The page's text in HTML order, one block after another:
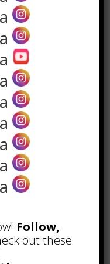
un blog di
Follow,
out these